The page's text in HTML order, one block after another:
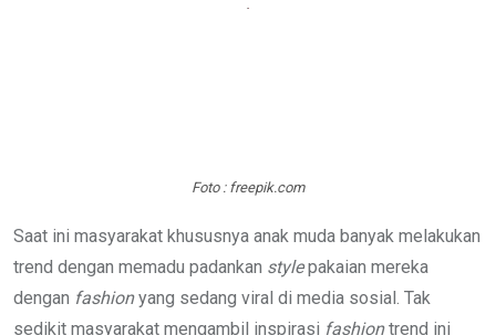
Foto : freepik.com
Saat ini masyarakat khususnya anak muda banyak melakukan
trend dengan memadu padankan stylepakaian mereka
dengan fashionyang sedang viral di media sosial. Tak
sedikit masyarakat mengambil inspirasi fashiontrend ini